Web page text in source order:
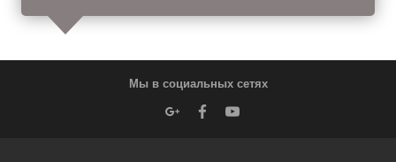
Мы в социальных сетях